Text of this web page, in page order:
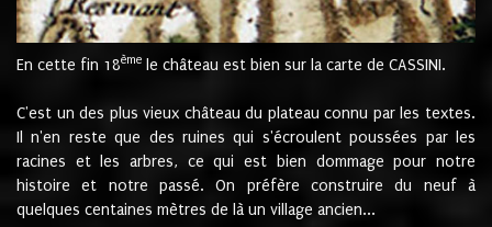
En cette fin 18ème le château est bien sur la carte de CASSINI.
C'est un des plus vieux château du plateau connu par les textes.
Il n'en reste que des ruines qui s'écroulent poussées par les
racines et les arbres, ce qui est bien dommage pour notre
histoire et notre passé. On préfère construire du neuf à
quelques centaines mètres de là un village ancien...